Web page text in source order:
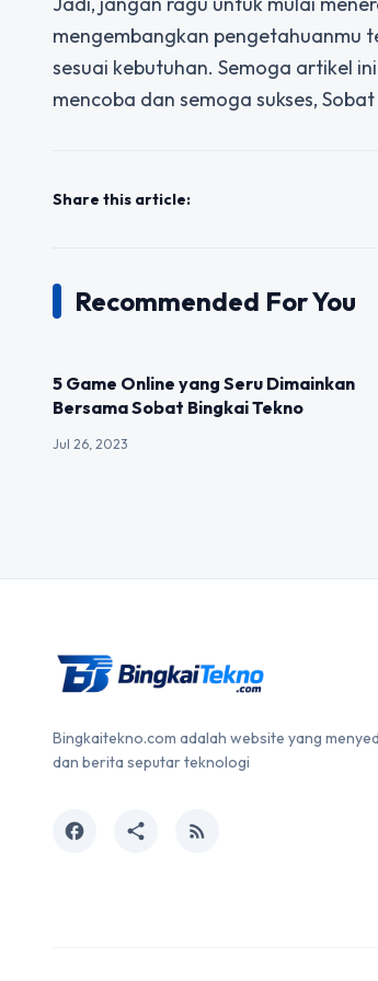
mengembangkan pengetahuanmu
sesuai kebutuhan. Semoga artikel
mencoba dan semoga sukses,
Share this article:
Recommended For You
5 Game Online yang Seru Dimainkan
Bersama Sobat Bingkai Tekno
Jul 26, 2023
Bingkaitekno.com adalah website yang
dan berita seputar teknologi
facebook share rss_feed